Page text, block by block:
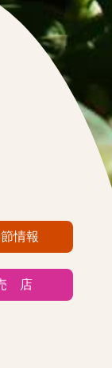
情報
店